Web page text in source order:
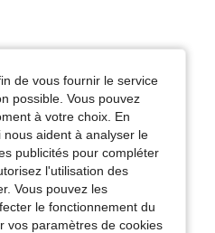
de vous fournir le service
possible. Vous pouvez
à votre choix. En
aident à analyser le
publicités pour compléter
l'utilisation des
Vous pouvez les
le fonctionnement du
vos paramètres de cookies